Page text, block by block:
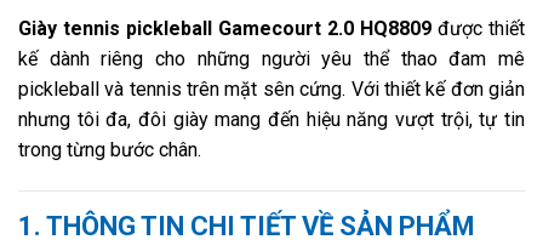
Giày tennis pickleball Gamecourt 2.0 HQ8809 được thiết
kế dành riêng cho những người yêu thể thao đam mê
pickleball và tennis trên mặt sên cứng. Với thiết kế đơn giản
nhưng tôi đa, đôi giày mang đến hiệu năng vượt trội, tự tin
trong từng bước chân.
1. THÔNG TIN CHI TIẾT VỀ SẢN PHẨM